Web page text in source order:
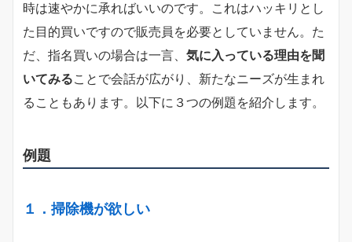
時は速やかに承ればいいのです。これはハッキリとし
た目的買いですので販売員を必要としていません。た
だ、指名買いの場合は一言、 気に入っている理由を聞
いてみることで会話が広がり、新たなニーズが生まれ
ることもあります。以下に３つの例題を紹介します。
例題
１．掃除機が欲しい